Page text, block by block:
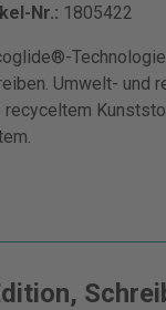
Nr.: 1805422
Umwelt- und
recyceltem